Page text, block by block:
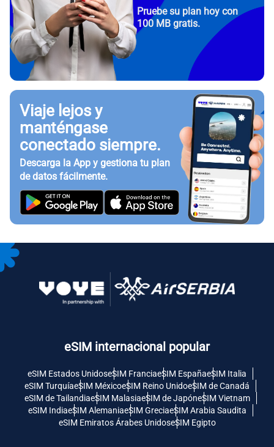
Pruebe su plan hoy con
100 MB gratis.
Viaje lejos y
manténgase
conectado siempre.
Descarga la App y gestiona tu plan
de datos fácilmente.
eSIM internacional popular
eSIM Estados UnidoseSIM FranciaeSIM EspañaeSIM Italia
eSIM TurquíaeSIM MéxicoeSIM Reino UnidoeSIM de Canadá
eSIM de TailandiaeSIM MalasiaeSIM de JapóneSIM Vietnam
eSIM IndiaeSIM AlemaniaeSIM GreciaeSIM Arabia Saudita
eSIM Emiratos Árabes UnidoseSIM Egipto